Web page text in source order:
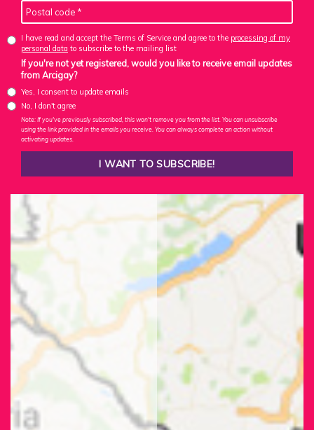
I have read and accept the Terms of Service and agree to the processing of my
personal data to subscribe to the mailing list
If you're not yet registered, would you like to receive email updates
from Arcigay?
Yes, I consent to update emails
No, I don't agree
Note: If you've previously subscribed, this won't remove you from the list. You can unsubscribe
using the link provided in the emails you receive. You can always complete an action without
activating updates.